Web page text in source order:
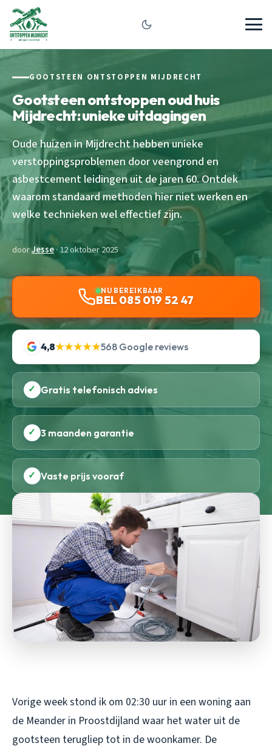
GOOTSTEEN ONTSTOPPEN MIJDRECHT
Gootsteen ontstoppen oud huis
Mijdrecht: unieke uitdagingen
Oude huizen in Mijdrecht hebben unieke
verstoppingsproblemen door veengrond en
asbestcement leidingen uit de jaren 60. Ontdek
waarom standaard methoden hier niet werken en
welke technieken wel effectief zijn.
doorJesse· 12 oktober 2025
NU BEREIKBAAR
BEL 085 019 52 47
4,8★★★★★568 Google reviews
✓ Gratis telefonisch advies
✓ 3 maanden garantie
✓ Vaste prijs vooraf
Vorige week stond ik om 02:30 uur in een woning aan
de Meander in Proostdijland waar het water uit de
gootsteen terugliep tot in de woonkamer. De